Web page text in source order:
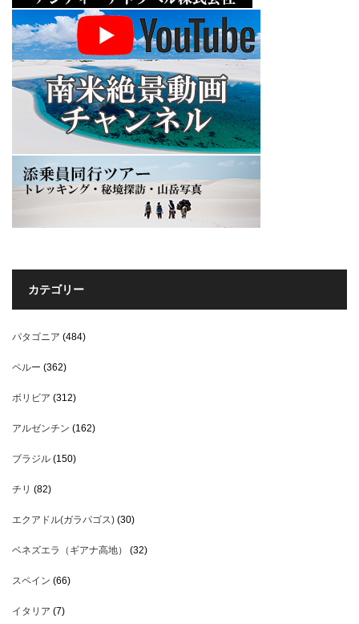
カテゴリー
パタゴニア (484)
ペルー (362)
ボリビア (312)
アルゼンチン (162)
ブラジル (150)
チリ (82)
エクアドル(ガラパゴス) (30)
ベネズエラ（ギアナ高地） (32)
スペイン (66)
イタリア (7)